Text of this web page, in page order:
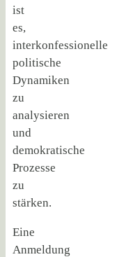
ist
es,
interkonfessionelle
politische
Dynamiken
zu
analysieren
und
demokratische
Prozesse
zu
stärken.
Eine
Anmeldung